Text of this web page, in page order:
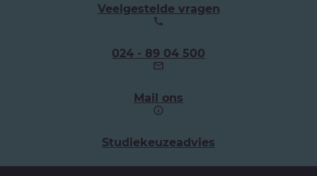
Veelgestelde vragen
Ons
telefoonnummer:
024 - 89 04 500
Mail ons
Studiekeuzeadvies